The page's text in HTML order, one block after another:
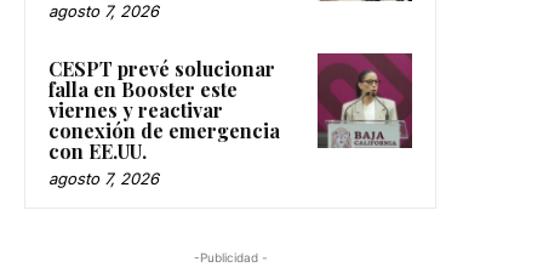
agosto 7, 2026
CESPT prevé solucionar
falla en Booster este
viernes y reactivar
conexión de emergencia
con EE.UU.
agosto 7, 2026
-Publicidad -